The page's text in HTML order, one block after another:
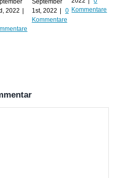
2022
September
1st, 2022
0
Kommentare
Kommentare